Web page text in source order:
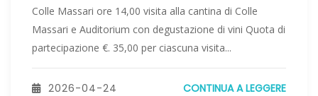
Colle Massari ore 14,00 visita alla cantina di Colle
Massari e Auditorium con degustazione di vini Quota di
partecipazione €. 35,00 per ciascuna visita...
2026-04-24 CONTINUA A LEGGERE